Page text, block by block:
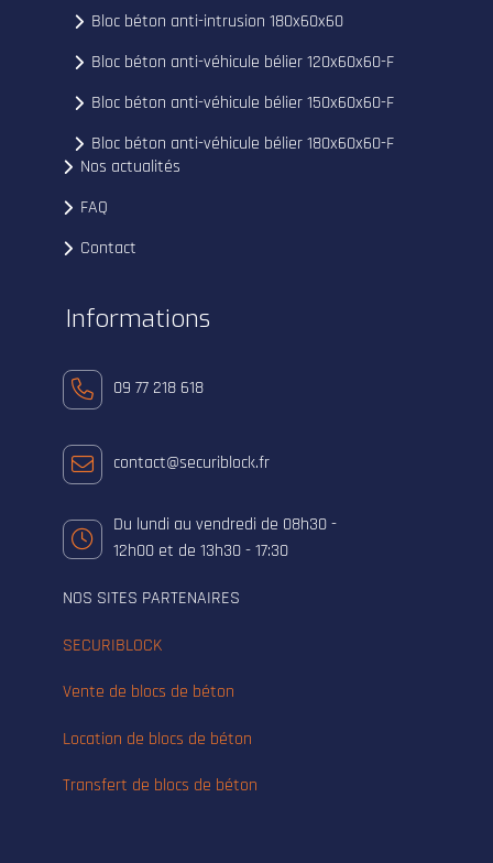
Bloc béton anti-intrusion 180x60x60
Bloc béton anti-véhicule bélier 120x60x60-F
Bloc béton anti-véhicule bélier 150x60x60-F
Bloc béton anti-véhicule bélier 180x60x60-F
Nos actualités
FAQ
Contact
Informations
09 77 218 618
contact@securiblock.fr
Du lundi au vendredi de 08h30 -
12h00 et de 13h30 - 17:30
NOS SITES PARTENAIRES
SECURIBLOCK
Vente de blocs de béton
Location de blocs de béton
Transfert de blocs de béton